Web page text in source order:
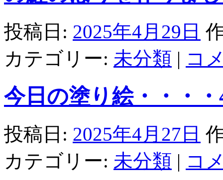
投稿日: 2025年4月29日
カテゴリー: 未分類 | コ
今日の塗り絵・・・・
投稿日: 2025年4月27日
カテゴリー: 未分類 | コ